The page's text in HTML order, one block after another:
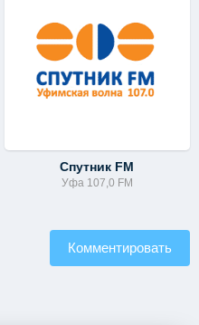
Спутник FM
Уфа 107,0 FM
Комментировать